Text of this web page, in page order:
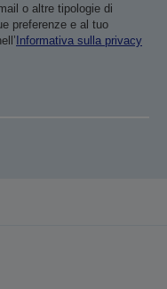
o altre tipologie di
preferenze e al tuo
Informativa sulla privacy